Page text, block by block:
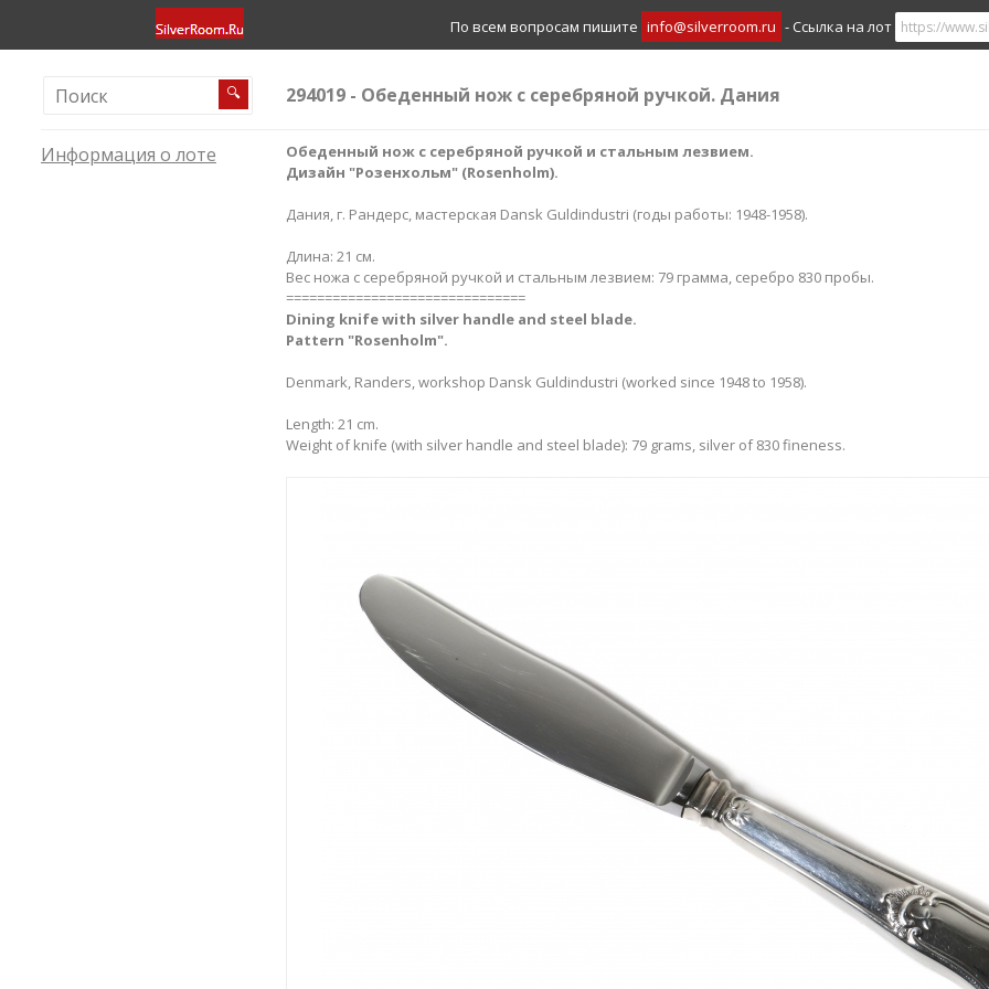
По всем вопросам пишите info@silverroom.ru - Ссылка на лот
🔍 294019 - Обеденный нож с серебряной ручкой. Дания
Информация о лоте
Обеденный нож с серебряной ручкой и стальным лезвием.
Дизайн "Розенхольм" (​Rosenholm).
Дания, г. Рандерс, мастерская Dansk Guldindustri (годы работы: 1948-1958).
Длина: 21 см.
Вес ножа с серебряной ручкой и стальным лезвием: 79 грамма, серебро 830 пробы.
===============================
Dining knife with silver handle and steel blade.
Pattern "​Rosenholm".
Denmark, Randers, workshop Dansk Guldindustri (worked since 1948 to 1958).
Length: 21 cm.
Weight of knife (with silver handle and steel blade): 79 grams, silver of 830 fineness.